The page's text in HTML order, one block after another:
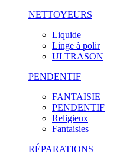
NETTOYEURS
Liquide
Linge à polir
ULTRASON
PENDENTIF
FANTAISIE
PENDENTIF
Religieux
Fantaisies
RÉPARATIONS